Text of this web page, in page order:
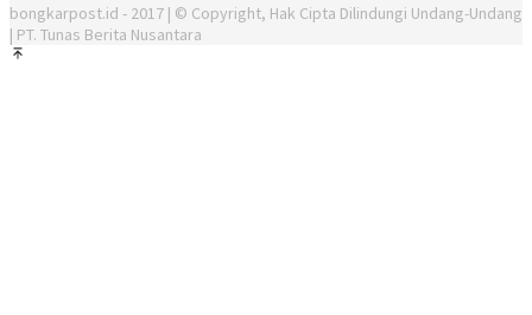
bongkarpost.id - 2017 | © Copyright, Hak Cipta Dilindungi Undang-Undang
| PT. Tunas Berita Nusantara